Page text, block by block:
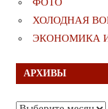
ФОТО
ХОЛОДНАЯ
ЭКОНОМИКА
АРХИВЫ